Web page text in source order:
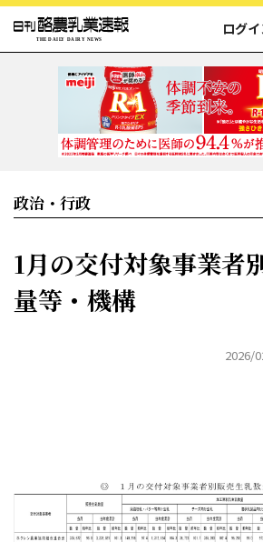
ログ
政治・行政
1月の交付対象事業者
量等・機構
2026/